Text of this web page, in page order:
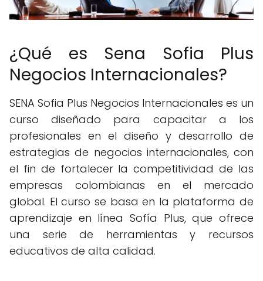
¿Qué es Sena Sofia Plus
Negocios Internacionales?
SENA Sofia Plus Negocios Internacionales es un
curso diseñado para capacitar a los
profesionales en el diseño y desarrollo de
estrategias de negocios internacionales, con
el fin de fortalecer la competitividad de las
empresas colombianas en el mercado
global. El curso se basa en la plataforma de
aprendizaje en línea Sofía Plus, que ofrece
una serie de herramientas y recursos
educativos de alta calidad.